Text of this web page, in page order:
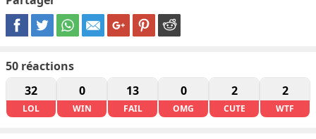
50 réactions
32
LOL
0
WIN
13
FAIL
0
OMG
2
CUTE
2
WTF